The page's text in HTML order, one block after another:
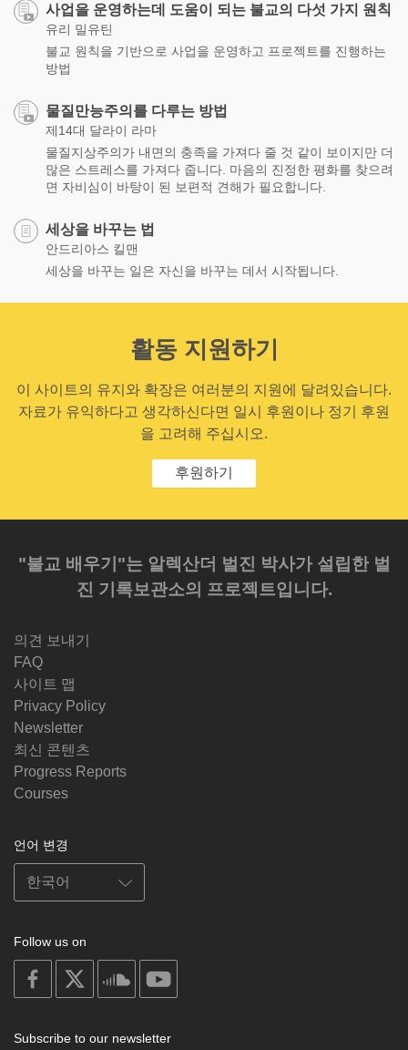
사업을 운영하는데 도움이 되는 불교의 다섯 가지 원칙
유리 밀유틴
불교 원칙을 기반으로 사업을 운영하고 프로젝트를 진행하는
방법
물질만능주의를 다루는 방법
제14대 달라이 라마
물질지상주의가 내면의 충족을 가져다 줄 것 같이 보이지만 더
많은 스트레스를 가져다 줍니다. 마음의 진정한 평화를 찾으려
면 자비심이 바탕이 된 보편적 견해가 필요합니다.
세상을 바꾸는 법
안드리아스 킬맨
세상을 바꾸는 일은 자신을 바꾸는 데서 시작됩니다.
활동 지원하기
이 사이트의 유지와 확장은 여러분의 지원에 달려있습니다.
자료가 유익하다고 생각하신다면 일시 후원이나 정기 후원
을 고려해 주십시오.
후원하기
"불교 배우기"는 알렉산더 벌진 박사가 설립한 벌
진 기록보관소의 프로젝트입니다.
의견 보내기
FAQ
사이트 맵
Privacy Policy
Newsletter
최신 콘텐츠
Progress Reports
Courses
언어 변경
Follow us on
on
facebook
soundcloud
Subscribe to our newsletter